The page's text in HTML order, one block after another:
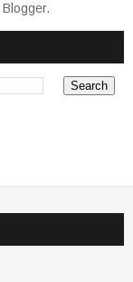
Blogger.